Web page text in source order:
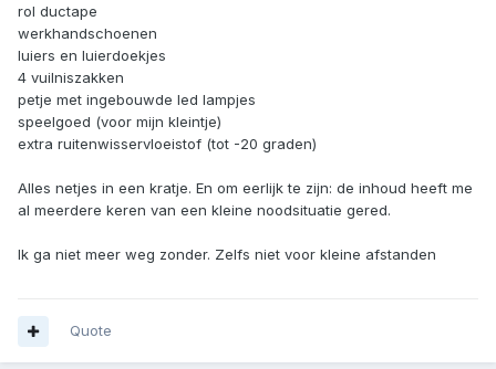
rol ductape
werkhandschoenen
luiers en luierdoekjes
4 vuilniszakken
petje met ingebouwde led lampjes
speelgoed (voor mijn kleintje)
extra ruitenwisservloeistof (tot -20 graden)
Alles netjes in een kratje. En om eerlijk te zijn: de inhoud heeft me
al meerdere keren van een kleine noodsituatie gered.
Ik ga niet meer weg zonder. Zelfs niet voor kleine afstanden
Quote